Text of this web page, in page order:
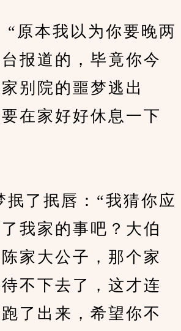
本我以为你要晚两
报道的，毕竟你今
别院的噩梦逃出
在家好好休息一下
抿唇：“我猜你应
我家的事吧？大伯
家大公子，那个家
不下去了，这才连
了出来，希望你不